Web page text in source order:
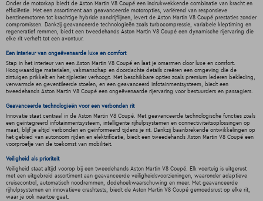
Onder de motorkap biedt de Aston Martin V8 Coupé een indrukwekkende combinatie van kracht en
efficiëntie. Met een assortiment aan geavanceerde motoropties, variërend van responsieve
benzinemotoren tot krachtige hybride aandrijflijnen, levert de Aston Martin V8 Coupé prestaties zonder
compromissen. Dankzij geavanceerde technologieën zoals turbocompressie, variabele kleptiming en
regeneratief remmen, biedt een tweedehands Aston Martin V8 Coupé een dynamische rijervaring die
elke rit verheft tot een avontuur.
Een interieur van ongeëvenaarde luxe en comfort
Stap in het interieur van een Aston Martin V8 Coupé en laat je omarmen door luxe en comfort.
Hoogwaardige materialen, vakmanschap en doordachte details creëren een omgeving die de
zintuigen prikkelt en het rijplezier verhoogt. Met beschikbare opties zoals premium lederen bekleding,
verwarmde en geventileerde stoelen, en een geavanceerd infotainmentsysteem, biedt een
tweedehands Aston Martin V8 Coupé een ongeëvenaarde rijervaring voor bestuurders en passagiers.
Geavanceerde technologieën voor een verbonden rit
Innovatie staat centraal in de Aston Martin V8 Coupé. Met geavanceerde technologische functies zoals
een geïntegreerd infotainmentsysteem, intelligente rijhulpsystemen en connectiviteitsoplossingen op
maat, blijf je altijd verbonden en geïnformeerd tijdens je rit. Dankzij baanbrekende ontwikkelingen op
het gebied van autonoom rijden en elektrificatie, biedt een tweedehands Aston Martin V8 Coupé een
voorproefje van de toekomst van mobiliteit.
Veiligheid als prioriteit
Veiligheid staat altijd voorop bij een tweedehands Aston Martin V8 Coupé. Elk voertuig is uitgerust
met een uitgebreid assortiment aan geavanceerde veiligheidsvoorzieningen, waaronder adaptieve
cruisecontrol, automatisch noodremmen, dodehoekwaarschuwing en meer. Met geavanceerde
rijhulpsystemen en innovatieve crashtests, biedt de Aston Martin V8 Coupé gemoedsrust op elke rit,
waar je ook naartoe gaat.